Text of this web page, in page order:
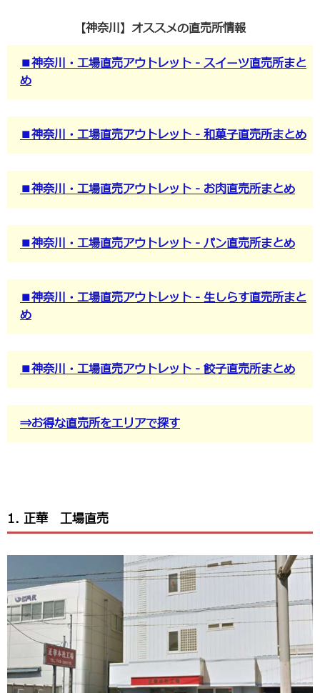
【神奈川】オススメの直売所情報
■神奈川・工場直売アウトレット - スイーツ直売所まと
め
■神奈川・工場直売アウトレット - 和菓子直売所まとめ
■神奈川・工場直売アウトレット - お肉直売所まとめ
■神奈川・工場直売アウトレット - パン直売所まとめ
■神奈川・工場直売アウトレット - 生しらす直売所まと
め
■神奈川・工場直売アウトレット - 餃子直売所まとめ
⇒お得な直売所をエリアで探す
1. 正華 工場直売